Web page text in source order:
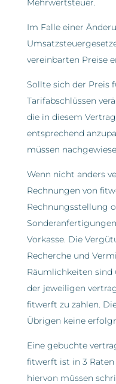
Mehrwertsteuer.
Im Falle einer
vereinbarten Preise
Sollte sich der Preis
Tarifabschlüssen
die in diesem
entsprechend
müssen
Wenn nicht anders
Rechnungen von
Rechnungsstellung
Vorkasse. Die
Recherche und
Räumlichkeiten sind
der jeweiligen
fitwerft zu zahlen.
Übrigen keine
Eine gebuchte
fitwerft ist in 3 Raten
hiervon müssen